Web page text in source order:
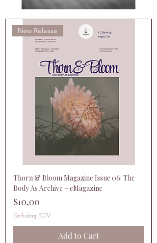
New Release
Thorn & Bloom Magazine Issue 06: The
Body As Archive – eMagazine
Price
$10,00
Excluding KDV
Add to Cart